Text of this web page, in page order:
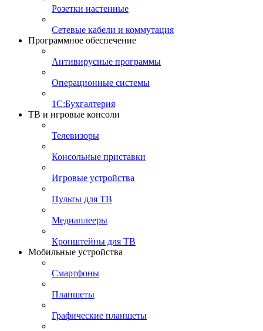
Розетки настенные
Сетевые кабели и коммутация
Программное обеспечение
Антивирусные программы
Операционные системы
1С:Бухгалтерия
ТВ и игровые консоли
Телевизоры
Консольные приставки
Игровые устройства
Пульты для ТВ
Медиаплееры
Кронштейны для ТВ
Мобильные устройства
Смартфоны
Планшеты
Графические планшеты